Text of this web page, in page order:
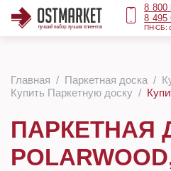
8 800
8 495
ПН-СБ:
Главная Паркетная доска
Купить Паркетную доску
ПАРКЕТНАЯ